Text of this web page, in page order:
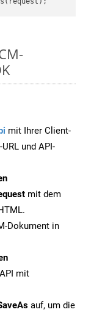
mit Ihrer Client-
und API-
mit dem
Dokument in
mit
auf, um die